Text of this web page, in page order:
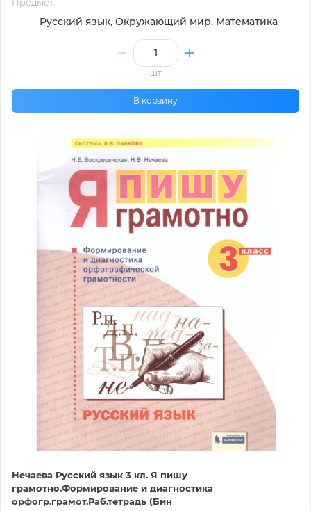
Русский язык, Окружающий мир, Математика
шт
В корзину
Нечаева Русский язык 3 кл. Я пишу
грамотно.Формирование и диагностика
орфогр.грамот.Раб.тетрадь (Бин